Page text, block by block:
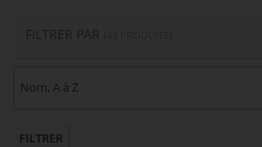
FILTRER PAR
Nom, A à Z
FILTRER